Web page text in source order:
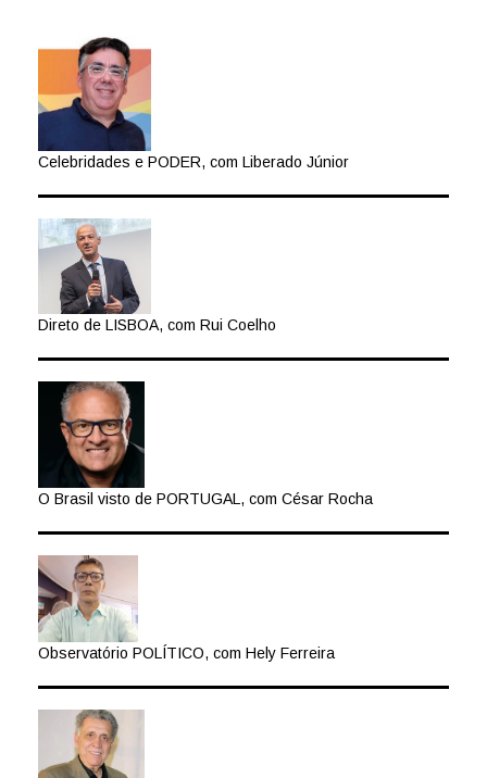
Celebridades e PODER, com Liberado Júnior
Direto de LISBOA, com Rui Coelho
O Brasil visto de PORTUGAL, com César Rocha
Observatório POLÍTICO, com Hely Ferreira